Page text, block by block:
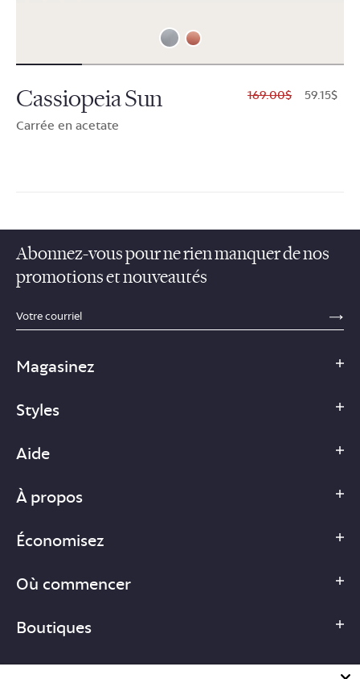
Cassiopeia Sun
Carrée en acetate
$169.00 $59.15
Abonnez-vous pour ne rien manquer de nos
promotions et nouveautés
sections.footer.email_field_ada_label
Magasinez
Styles
Aide
À propos
Économisez
Où commencer
Boutiques